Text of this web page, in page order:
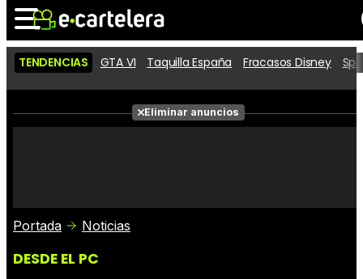
Noticias Cartelera
Películas
Críticas
TENDENCIAS GTA VI Taquilla España Fracasos Disney
Eliminar anuncios
Portada Noticias
DESDE EL PC